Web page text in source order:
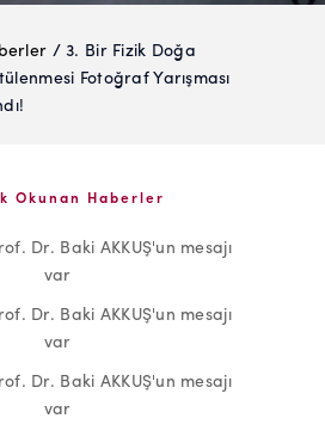
/ 3. Bir Fizik Doğa
Fotoğraf Yarışması
Okunan Haberler
Dr. Baki AKKUŞ'un mesajı
var
Dr. Baki AKKUŞ'un mesajı
var
Dr. Baki AKKUŞ'un mesajı
var